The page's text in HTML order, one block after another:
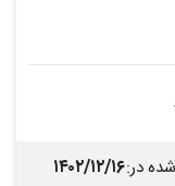
در:۱۴۰۲/۱۲/۱۶